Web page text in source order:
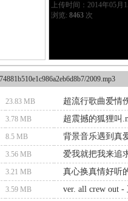
上传时间：2014年05月
浏览: 8463次
2009.mp3
23.83 MB
超流行歌曲爱情
3.78 MB
超震撼的狐狸叫
8.5 MB
背景音乐遇到真
3.56 MB
爱我就把我来追
3.21 MB
真心换真情好听
3.59 MB
ver. all crew out -